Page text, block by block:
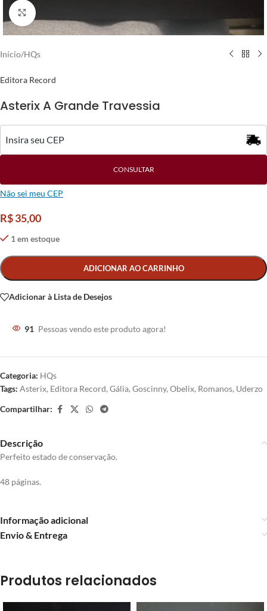
Clique para ampliar
Início/HQs
Editora Record
Asterix A Grande Travessia
CONSULTAR
Não sei meu CEP
R$35,00
1 em estoque
ADICIONAR AO CARRINHO
Alternative:
Adicionar à Lista de Desejos
91 Pessoas vendo este produto agora!
Categoria: HQs
Tags: Asterix, Editora Record, Gália, Goscinny, Obelix, Romanos, Uderzo
Compartilhar:
Descrição
Perfeito estado de conservação.
48 páginas.
Informação adicional
Envio & Entrega
Produtos relacionados